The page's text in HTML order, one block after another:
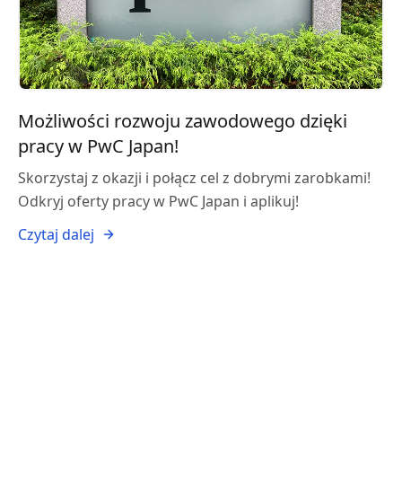
Możliwości rozwoju zawodowego dzięki
pracy w PwC Japan!
Skorzystaj z okazji i połącz cel z dobrymi zarobkami!
Odkryj oferty pracy w PwC Japan i aplikuj!
Czytaj dalej